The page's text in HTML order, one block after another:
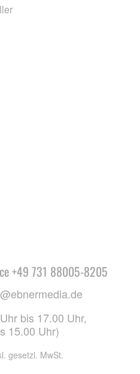
+49 731 88005-8205
bis 17.00 Uhr,
15.00 Uhr)
gesetzl. MwSt.